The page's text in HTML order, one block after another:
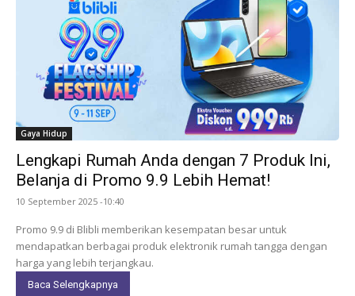
Gaya Hidup
Lengkapi Rumah Anda dengan 7 Produk Ini,
Belanja di Promo 9.9 Lebih Hemat!
10 September 2025 -10:40
Promo 9.9 di Blibli memberikan kesempatan besar untuk
mendapatkan berbagai produk elektronik rumah tangga dengan
harga yang lebih terjangkau.
Baca Selengkapnya